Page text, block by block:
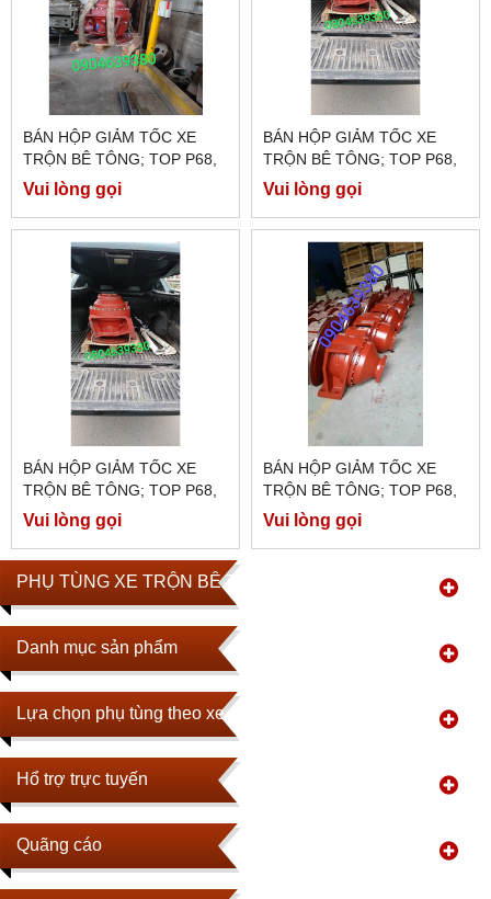
PHỤ TÙNG XE TRỘN BÊ TÔNG
Danh mục sản phẩm
Lựa chọn phụ tùng theo xe
Hổ trợ trực tuyến
Quãng cáo
BÁN HỘP GIẢM TỐC XE
TRỘN BÊ TÔNG; TOP P68,
TOP P75, TOP P75S, TOP
P75R, TOP P80...
Vui lòng gọi
BÁN HỘP GIẢM TỐC XE
TRỘN BÊ TÔNG; TOP P68,
TOP P75, TOP P75S, TOP
P75R, TOP P80...
Vui lòng gọi
BÁN HỘP GIẢM TỐC XE
TRỘN BÊ TÔNG; TOP P68,
TOP P75, TOP P75S, TOP
P75R, TOP P80...
Vui lòng gọi
BÁN HỘP GIẢM TỐC XE
TRỘN BÊ TÔNG; TOP P68,
TOP P75, TOP P75S, TOP
P75R, TOP P80...
Vui lòng gọi